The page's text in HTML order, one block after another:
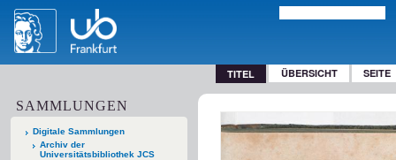
TITEL ÜBERSICHT SEITE
SAMMLUNGEN
Digitale Sammlungen
Archiv der
Universitätsbibliothek JCS